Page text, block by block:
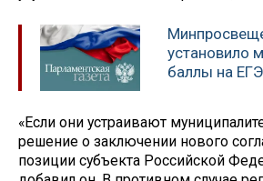
установило
баллы на ЕГЭ
«Если они устраивают
решение о заключении нового
позиции субъекта Российской